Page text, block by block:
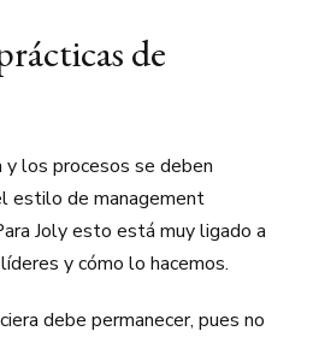
de
los procesos se deben
estilo de management
Joly esto está muy ligado a
y cómo lo hacemos.
debe permanecer, pues no